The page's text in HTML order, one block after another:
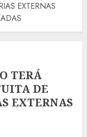
EXTERNAS
TERÁ
DE
EXTERNAS